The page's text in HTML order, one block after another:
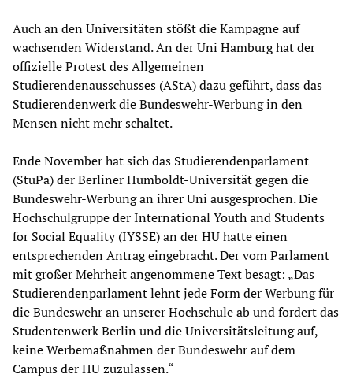
Auch an den Universitäten stößt die Kampagne auf
wachsenden Widerstand. An der Uni Hamburg hat der
offizielle Protest des Allgemeinen
Studierendenausschusses (AStA) dazu geführt, dass das
Studierendenwerk die Bundeswehr-Werbung in den
Mensen nicht mehr schaltet.
Ende November hat sich das Studierendenparlament
(StuPa) der Berliner Humboldt-Universität gegen die
Bundeswehr-Werbung an ihrer Uni ausgesprochen. Die
Hochschulgruppe der International Youth and Students
for Social Equality (IYSSE) an der HU hatte einen
entsprechenden Antrag eingebracht. Der vom Parlament
mit großer Mehrheit angenommene Text besagt: „Das
Studierendenparlament lehnt jede Form der Werbung für
die Bundeswehr an unserer Hochschule ab und fordert das
Studentenwerk Berlin und die Universitätsleitung auf,
keine Werbemaßnahmen der Bundeswehr auf dem
Campus der HU zuzulassen.“